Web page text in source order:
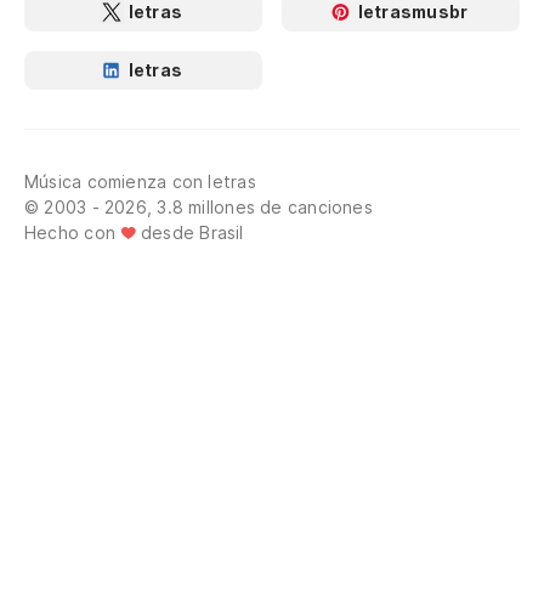
letras letrasmusbr
letras
Música comienza con letras
© 2003 - 2026, 3.8 millones de canciones
Hecho con
desde Brasil